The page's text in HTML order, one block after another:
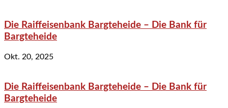
Die Raiffeisenbank Bargteheide – Die Bank für
Bargteheide
Okt. 20, 2025
Die Raiffeisenbank Bargteheide – Die Bank für
Bargteheide